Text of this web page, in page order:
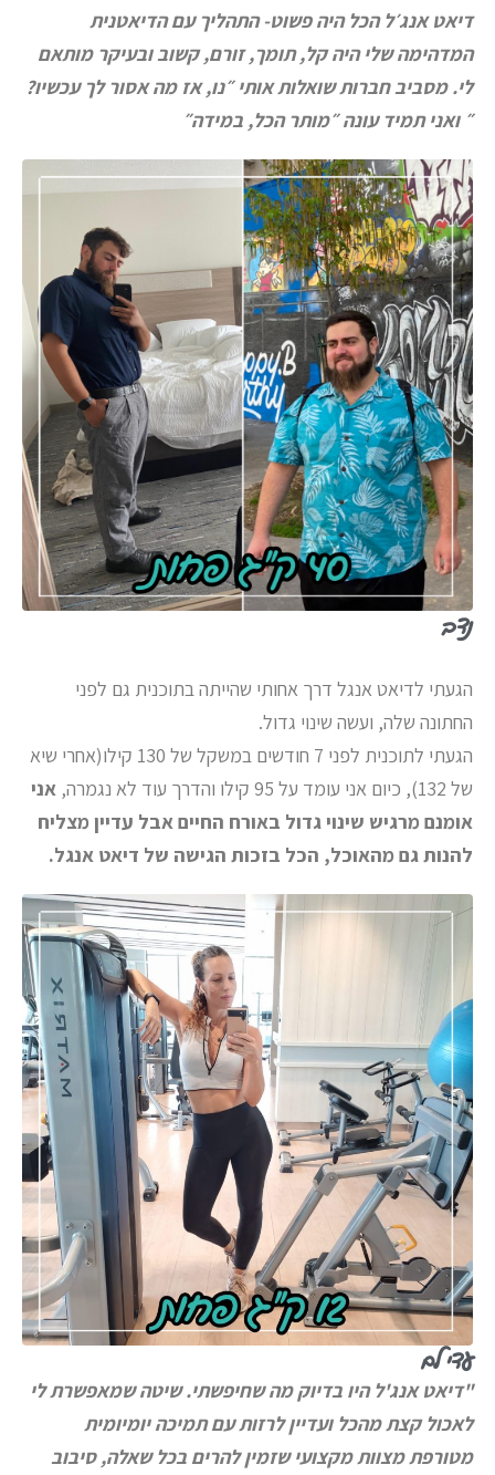
דיאט אנג׳ל הכל היה פשוט- התהליך עם הדיאטנית
המדהימה שלי היה קל, תומך, זורם, קשוב ובעיקר מותאם
לי. מסביב חברות שואלות אותי ״נו, אז מה אסור לך עכשיו?
״ ואני תמיד עונה ״מותר הכל, במידה״
נדב
הגעתי לדיאט אנגל דרך אחותי שהייתה בתוכנית גם לפני
החתונה שלה, ועשה שינוי גדול.
הגעתי לתוכנית לפני 7 חודשים במשקל של 130 קילו(אחרי שיא
של 132), כיום אני עומד על 95 קילו והדרך עוד לא נגמרה,
אני
אומנם מרגיש שינוי גדול באורח החיים אבל עדיין מצליח
להנות גם מהאוכל, הכל בזכות הגישה של דיאט אנגל.
עדי לם
"דיאט אנג'ל היו בדיוק מה שחיפשתי. שיטה שמאפשרת לי
לאכול קצת מהכל ועדיין לרזות עם תמיכה יומיומית
מטורפת מצוות מקצועי שזמין להרים בכל שאלה, סיבוב